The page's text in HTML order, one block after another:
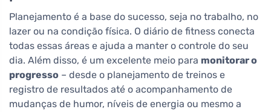
Planejamento é a base do sucesso, seja no trabalho, no
lazer ou na condição física. O diário de fitness conecta
todas essas áreas e ajuda a manter o controle do seu
dia. Além disso, é um excelente meio para monitorar o
progresso – desde o planejamento de treinos e
registro de resultados até o acompanhamento de
mudanças de humor, níveis de energia ou mesmo a